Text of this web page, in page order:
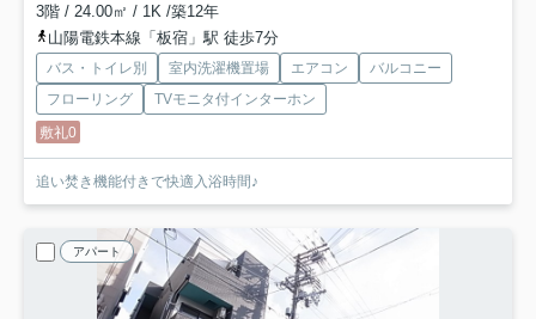
3階 / 24.00㎡ / 1K /築12年
山陽電鉄本線「板宿」駅 徒歩7分
バス・トイレ別 室内洗濯機置場 エアコン
バルコニー
フローリング
TVモニタ付インターホン
敷礼0
追い焚き機能付きで快適入浴時間♪
アパート